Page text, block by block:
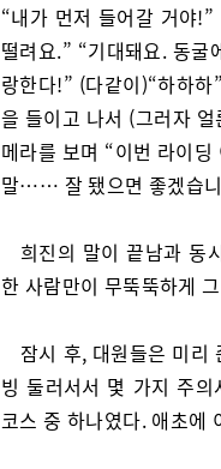
“내가 먼저 들어갈 거야
떨려요.” “기대돼요. 동
랑한다!” (다같이)“하하
을 들이고 나서 (그러자
메라를 보며 “이번 라이
말…… 잘 됐으면 좋겠습
희진의 말이 끝남과 동
한 사람만이 무뚝뚝하게
잠시 후, 대원들은 미리
빙 둘러서서 몇 가지 주
코스 중 하나였다. 애초에